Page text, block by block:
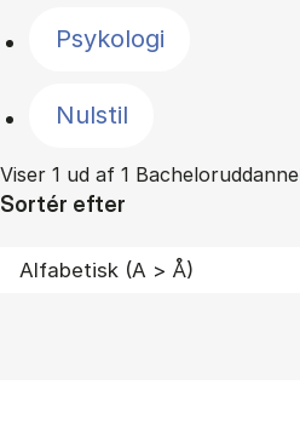
Psykologi
Nulstil
Viser 1 ud af 1
Sortér efter